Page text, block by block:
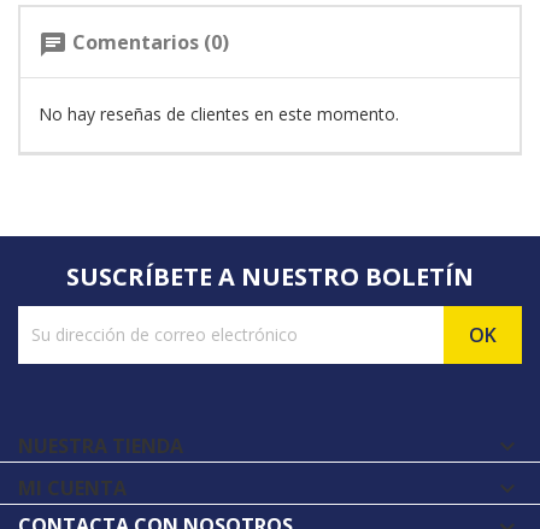
chat Comentarios (0)
No hay reseñas de clientes en este momento.
SUSCRÍBETE A NUESTRO BOLETÍN
NUESTRA TIENDA 
MI CUENTA 